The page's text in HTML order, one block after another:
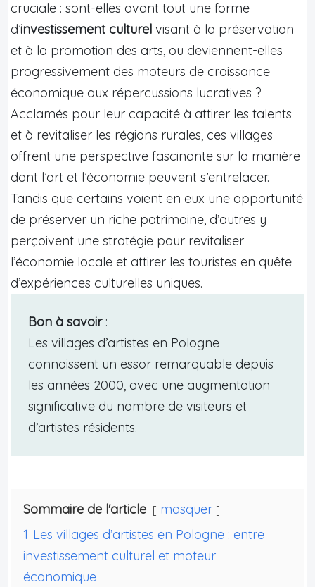
cruciale : sont-elles avant tout une forme
d’investissement culturel visant à la préservation
et à la promotion des arts, ou deviennent-elles
progressivement des moteurs de croissance
économique aux répercussions lucratives ?
Acclamés pour leur capacité à attirer les talents
et à revitaliser les régions rurales, ces villages
offrent une perspective fascinante sur la manière
dont l’art et l’économie peuvent s’entrelacer.
Tandis que certains voient en eux une opportunité
de préserver un riche patrimoine, d’autres y
perçoivent une stratégie pour revitaliser
l’économie locale et attirer les touristes en quête
d’expériences culturelles uniques.
Bon à savoir:
Les villages d’artistes en Pologne
connaissent un essor remarquable depuis
les années 2000, avec une augmentation
significative du nombre de visiteurs et
d’artistes résidents.
Sommaire de l'article
masquer
1 Les villages d’artistes en Pologne : entre
investissement culturel et moteur
économique